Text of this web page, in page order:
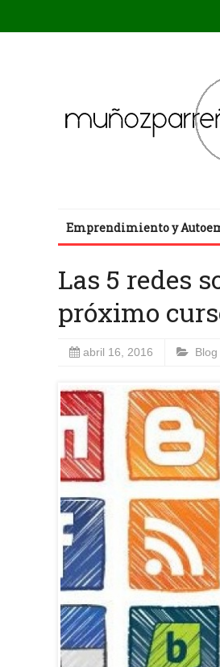
Emprendimiento y
Las 5 redes
próximo
abril 16, 2016 Blog